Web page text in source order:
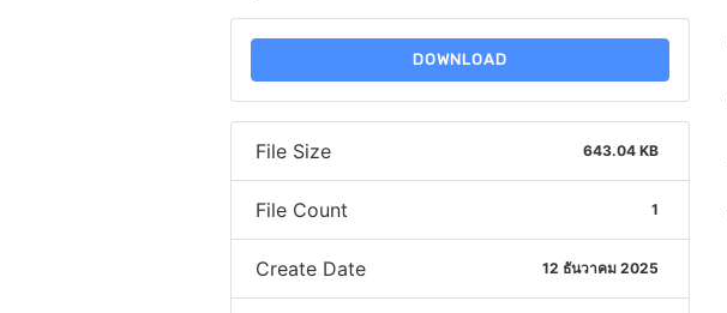
DOWNLOAD
File Size 643.04 KB
File Count 1
Create Date 12 ธันวาคม 2025